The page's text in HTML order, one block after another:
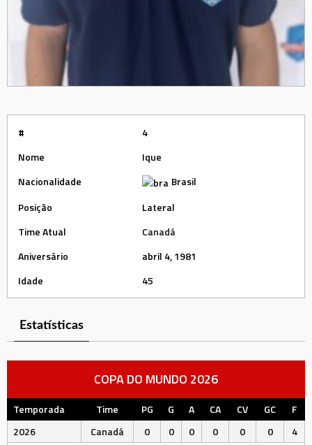
#
4
Nome
Ique
Nacionalidade
Brasil
Posição
Lateral
Time Atual
Canadá
Aniversário
abril 4, 1981
Idade
45
Estatísticas
COPA DO MUNDO 2026
Temporada Time PG G A CA CV GC
F
2026
Canadá 0 0 0 0 0 0
4